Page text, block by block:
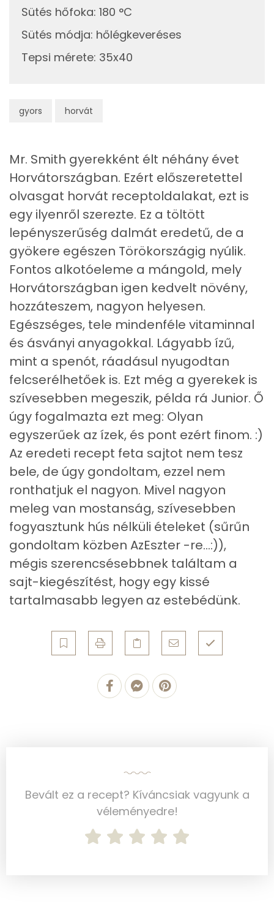
gyors horvát
Cukor
Élelmi rost
Összesen
0
A vitamin (RAE):
621 micro
B6 vitamin:
B12 Vitamin:
1 micro
E vitamin:
7 mg
C vitamin:
D vitamin:
6 micro
K vitamin:
1678 micro
Tiamin - B1 vitamin:
0 mg
Riboflavin - B2 vitamin:
Niacin - B3 vitamin:
Pantoténsav - B5 vitamin:
0 mg
Folsav - B9-vitamin:
128 micro
Kolin:
54 mg
Retinol - A vitamin:
47 micro
α-karotin
72 micro
β-crypt
0 micro
Sütés hőfoka: 180 °C
Sütés módja: hőlégkeveréses
Tepsi mérete: 35x40
Mr. Smith gyerekként élt néhány évet
Horvátországban. Ezért előszeretettel
olvasgat horvát receptoldalakat, ezt is
egy ilyenről szerezte. Ez a töltött
lepényszerűség dalmát eredetű, de a
gyökere egészen Törökországig nyúlik.
Fontos alkotóeleme a mángold, mely
Horvátországban igen kedvelt növény,
hozzáteszem, nagyon helyesen.
Egészséges, tele mindenféle vitaminnal
és ásványi anyagokkal. Lágyabb ízű,
mint a spenót, ráadásul nyugodtan
felcserélhetőek is. Ezt még a gyerekek is
szívesebben megeszik, példa rá Junior. Ő
úgy fogalmazta ezt meg: Olyan
egyszerűek az ízek, és pont ezért finom. :)
Az eredeti recept feta sajtot nem tesz
bele, de úgy gondoltam, ezzel nem
ronthatjuk el nagyon. Mivel nagyon
meleg van mostanság, szívesebben
fogyasztunk hús nélküli ételeket (sűrűn
gondoltam közben AzEszter -re...:)),
mégis szerencsésebbnek találtam a
sajt-kiegészítést, hogy egy kissé
tartalmasabb legyen az estebédünk.
Bevált ez a recept? Kíváncsiak vagyunk a
véleményedre!